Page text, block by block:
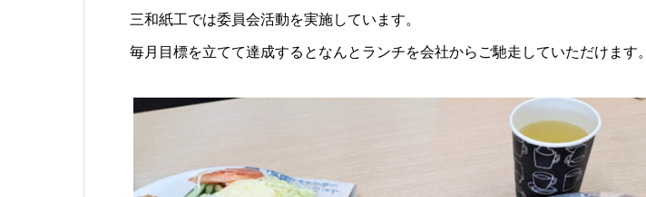
三和紙工では委員会活動を実施しています。
毎月目標を立てて達成するとなんとランチを会社からご馳走していただけます。